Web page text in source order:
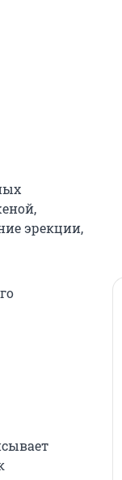
эрекции,